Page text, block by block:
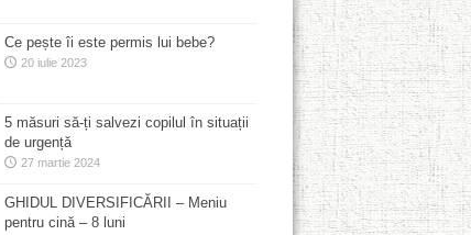
Ce pește îi este permis lui bebe?
20 iulie 2023
5 măsuri să-ți salvezi copilul în situații
de urgență
27 martie 2024
GHIDUL DIVERSIFICĂRII – Meniu
pentru cină – 8 luni